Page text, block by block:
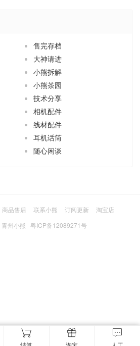
售完存档
大神请进
小熊拆解
小熊茶园
技术分享
相机配件
线材配件
耳机话筒
随心闲谈
商品售后 联系小熊 订阅更新
淘宝店
青州小熊 粤ICP备12089271号